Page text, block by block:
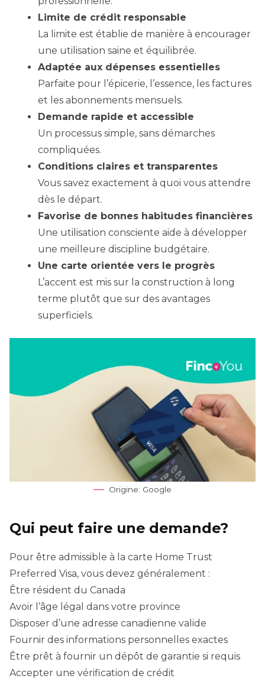
Limite de crédit responsable
La limite est établie de manière à encourager
une utilisation saine et équilibrée.
Adaptée aux dépenses essentielles
Parfaite pour l’épicerie, l’essence, les factures
et les abonnements mensuels.
Demande rapide et accessible
Un processus simple, sans démarches
compliquées.
Conditions claires et transparentes
Vous savez exactement à quoi vous attendre
dès le départ.
Favorise de bonnes habitudes financières
Une utilisation consciente aide à développer
une meilleure discipline budgétaire.
Une carte orientée vers le progrès
L’accent est mis sur la construction à long
terme plutôt que sur des avantages
superficiels.
Origine: Google
Qui peut faire une demande?
Pour être admissible à la carte Home Trust
Preferred Visa, vous devez généralement :
Être résident du Canada
Avoir l’âge légal dans votre province
Disposer d’une adresse canadienne valide
Fournir des informations personnelles exactes
Être prêt à fournir un dépôt de garantie si requis
Accepter une vérification de crédit